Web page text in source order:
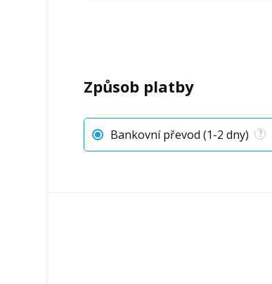
Způsob platby
Bankovní převod (1-2 dny) ?